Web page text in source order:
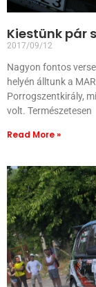
Kiestünk pár
2017/09/12
Nagyon fontos
helyén álltunk a
Porrogszentkirály,
volt. Természetesen
Read More »